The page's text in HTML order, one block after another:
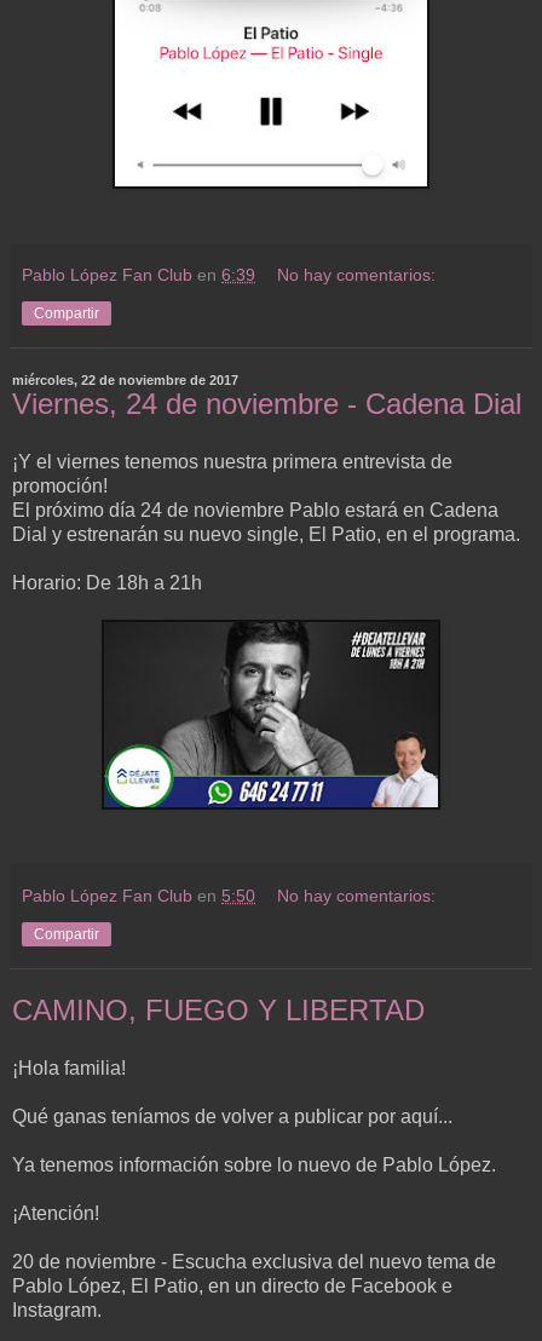
Pablo López Fan Club en 6:39 No hay comentarios:
Compartir
miércoles, 22 de noviembre de 2017
Viernes, 24 de noviembre - Cadena Dial
¡Y el viernes tenemos nuestra primera entrevista de
promoción!
El próximo día 24 de noviembre Pablo estará en Cadena
Dial y estrenarán su nuevo single, El Patio, en el programa.
Horario: De 18h a 21h
Pablo López Fan Club en 5:50 No hay comentarios:
Compartir
CAMINO, FUEGO Y LIBERTAD
¡Hola familia!
Qué ganas teníamos de volver a publicar por aquí...
Ya tenemos información sobre lo nuevo de Pablo López.
¡Atención!
20 de noviembre - Escucha exclusiva del nuevo tema de
Pablo López, El Patio, en un directo de Facebook e
Instagram.